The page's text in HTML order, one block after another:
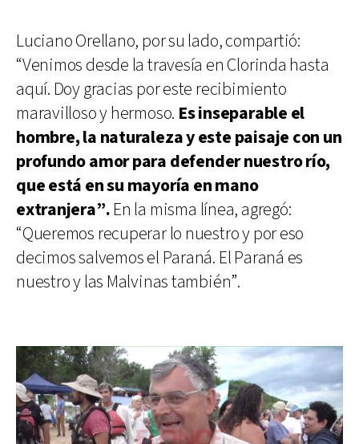
Luciano Orellano, por su lado, compartió:
“Venimos desde la travesía en Clorinda hasta
aquí. Doy gracias por este recibimiento
maravilloso y hermoso. Es inseparable el
hombre, la naturaleza y este paisaje con un
profundo amor para defender nuestro río,
que está en su mayoría en mano
extranjera”.En la misma línea, agregó:
“Queremos recuperar lo nuestro y por eso
decimos salvemos el Paraná. El Paraná es
nuestro y las Malvinas también”.